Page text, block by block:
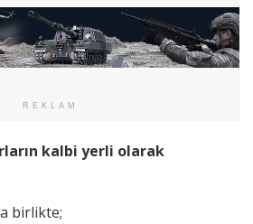
REKLAM
kalbi yerli olarak
birlikte;